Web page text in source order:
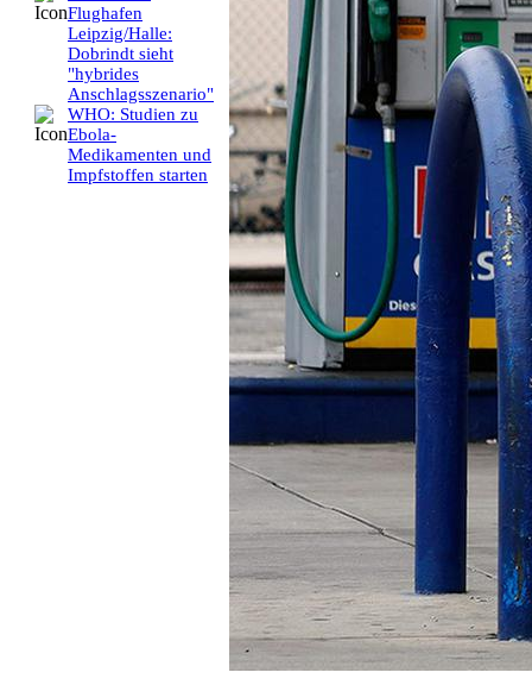
Flughafen
Leipzig/Halle:
Dobrindt sieht
"hybrides
Anschlagsszenario"
WHO: Studien zu
Ebola-
Medikamenten und
Impfstoffen starten